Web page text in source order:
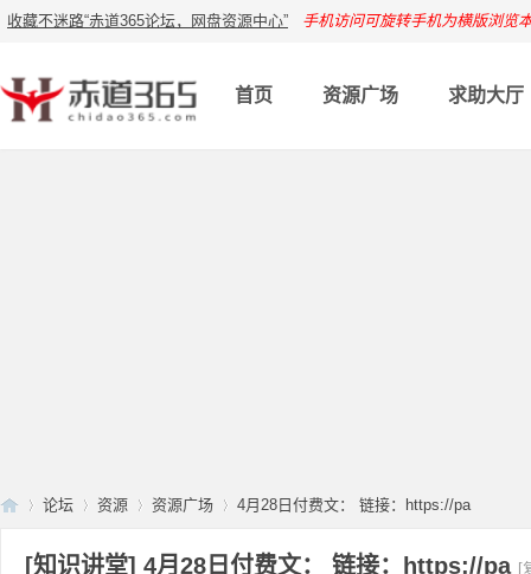
收藏不迷路“赤道365论坛，网盘资源中心” 手机访问可旋转手机为横版浏览
首页 资源广场 求助大厅
论坛 资源 资源广场 4月28日付费文： 链接：https://pa
[知识讲堂] 4月28日付费文： 链接：https://pa [